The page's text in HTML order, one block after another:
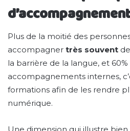
Plus de la moitié des
accompagner très souvent
la barrière de la langue, et
accompagnements internes,
formations afin de les rendre
numérique.